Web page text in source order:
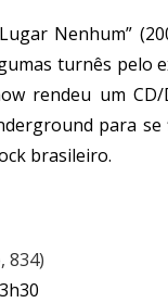
Nenhum”
turnês pelo
rendeu um
para
brasileiro.
834)